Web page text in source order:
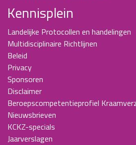
Kennisplein
Landelijke Protocollen en handelingen
Multidisciplinaire Richtlijnen
Beleid
Privacy
Sponsoren
Disclaimer
Beroepscompetentieprofiel
Nieuwsbrieven
KCKZ-specials
Jaarverslagen